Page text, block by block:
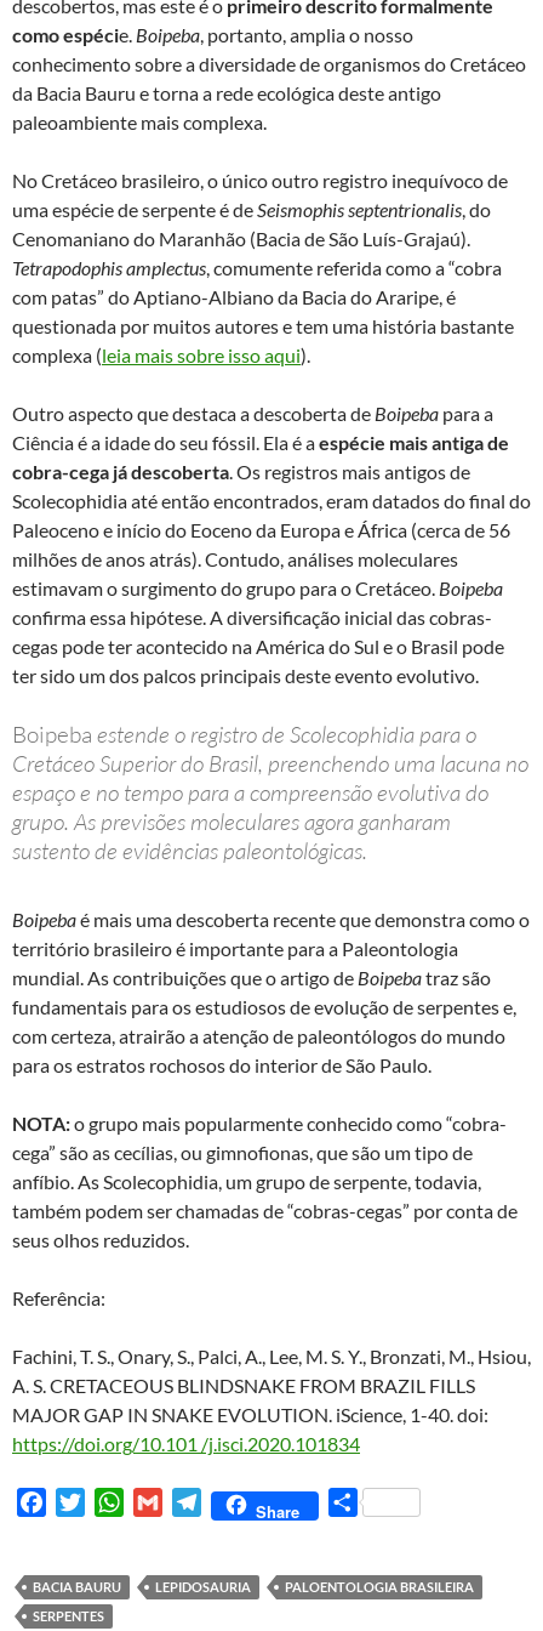
descobertos, mas este é o primeiro descrito formalmente
como espécie. Boipeba , portanto, amplia o nosso
conhecimento sobre a diversidade de organismos do Cretáceo
da Bacia Bauru e torna a rede ecológica deste antigo
paleoambiente mais complexa.
No Cretáceo brasileiro, o único outro registro inequívoco de
uma espécie de serpente é de Seismophis septentrionalis , do
Cenomaniano do Maranhão (Bacia de São Luís-Grajaú).
Tetrapodophis amplectus , comumente referida como a “cobra
com patas” do Aptiano-Albiano da Bacia do Araripe, é
questionada por muitos autores e tem uma história bastante
complexa (leia mais sobre isso aqui).
Outro aspecto que destaca a descoberta de Boipeba para a
Ciência é a idade do seu fóssil. Ela é aespécie mais antiga de
cobra-cega já descoberta . Os registros mais antigos de
Scolecophidia até então encontrados, eram datados do final do
Paleoceno e início do Eoceno da Europa e África (cerca de 56
milhões de anos atrás). Contudo, análises moleculares
estimavam o surgimento do grupo para o Cretáceo. Boipeba
confirma essa hipótese. A diversificação inicial das cobras-
cegas pode ter acontecido na América do Sul e o Brasil pode
ter sido um dos palcos principais deste evento evolutivo.
Boipeba estende o registro de Scolecophidia para o
Cretáceo Superior do Brasil, preenchendo uma lacuna no
espaço e no tempo para a compreensão evolutiva do
grupo. As previsões moleculares agora ganharam
sustento de evidências paleontológicas.
Boipebaé mais uma descoberta recente que demonstra como o
território brasileiro é importante para a Paleontologia
mundial. As contribuições que o artigo de Boipebatraz são
fundamentais para os estudiosos de evolução de serpentes e,
com certeza, atrairão a atenção de paleontólogos do mundo
para os estratos rochosos do interior de São Paulo.
NOTA:o grupo mais popularmente conhecido como “cobra-
cega” são as cecílias, ou gimnofionas, que são um tipo de
anfíbio. As Scolecophidia, um grupo de serpente, todavia,
também podem ser chamadas de “cobras-cegas” por conta de
seus olhos reduzidos.
Referência:
Fachini, T. S., Onary, S., Palci, A., Lee, M. S. Y., Bronzati, M., Hsiou,
A. S. CRETACEOUS BLINDSNAKE FROM BRAZIL FILLS
MAJOR GAP IN SNAKE EVOLUTION. iScience, 1-40. doi:
https://doi.org/10.101 /j.isci.2020.101834
e
b
t
t
W
G
i
T
e
Share
S
r
BACIA BAURU LEPIDOSAURIA
PALOENTOLOGIA BRASILEIRA
SERPENTES